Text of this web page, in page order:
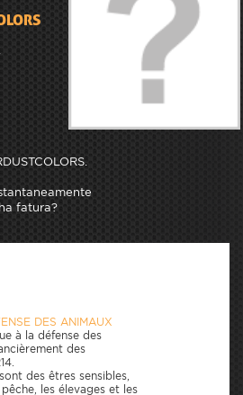
fatura?
DES ANIMAUX
à la défense des
des
des êtres sensibles,
les élevages et les